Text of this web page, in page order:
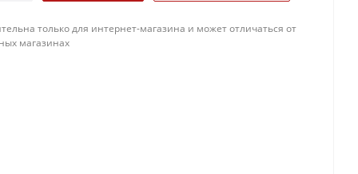
только для интернет-магазина и может отличаться от
магазинах